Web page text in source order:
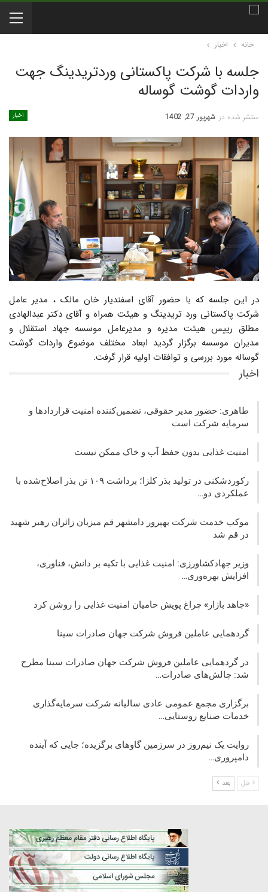
خانه اخبار
جلسه با شرکت پاکستانی وردتریدینگ جهت
واردات گوشت گوساله
اخبار منتشر شده در شهریور 27, 1402
در این جلسه که با حضور آقای اسفندیار خان مالک ، مدیر عامل
شرکت پاکستانی ورد تریدینگ و هیئت همراه و آقای دکتر عبدالهادی
مطلق رییس هیئت مدیره و مدیرعامل موسسه جهاد استقلال و
مدیران موسسه برگزار گردید ابعاد مختلف موضوع واردات گوشت
گوساله مورد بررسی و توافقات اولیه قرار گرفت.
اخبار
طاهری: حضور مدیر حقوقی، تضمین‌کننده امنیت قراردادها و
سرمایه شرکت‌ است
امنیت غذایی بدون حفظ آب و خاک ممکن نیست
رکوردشکنی در تولید بذر کلزا؛ برداشت ۱۰۹ تن بذر اصلاح‌شده با
عملکردی دو…
موکب خدمت شرکت بهپرور دامشهر قم میزبان زائران رهبر شهید
در قم شد
وزیر جهادکشاورزی: امنیت غذایی با تکیه بر دانش، فناوری،
افزایش بهره‌وری…
«جاهد بازار» چراغ پویش حامیان امنیت غذایی را روشن کرد
گردهمایی عاملین فروش شرکت جهان صادرات سینا
در گردهمایی عاملین فروش شرکت جهان صادرات سینا مطرح
شد: چالش‌های صادرات…
برگزاری مجمع عمومی عادی سالیانه شرکت سرمایه‌گذاری
خدمات صنایع روستایی…
روایت یک نیم‌روز در سرزمین گاوهای برگزیده؛ جایی که آینده
دامپروری…
قبل بعد